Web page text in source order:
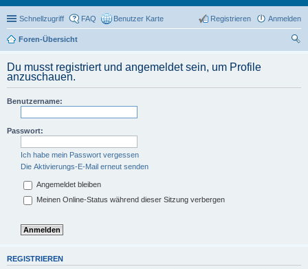
Schnellzugriff FAQ Benutzer Karte Anmelden
Registrieren
Foren-Übersicht
Du musst registriert und angemeldet sein, um Profile
anzuschauen.
Benutzername:
Passwort:
Ich habe mein Passwort vergessen
Die Aktivierungs-E-Mail erneut senden
Angemeldet bleiben
Meinen Online-Status während dieser Sitzung verbergen
REGISTRIEREN